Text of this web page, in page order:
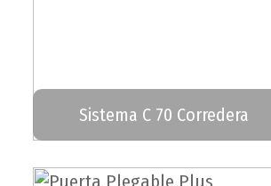
Sistema C 70 Corredera